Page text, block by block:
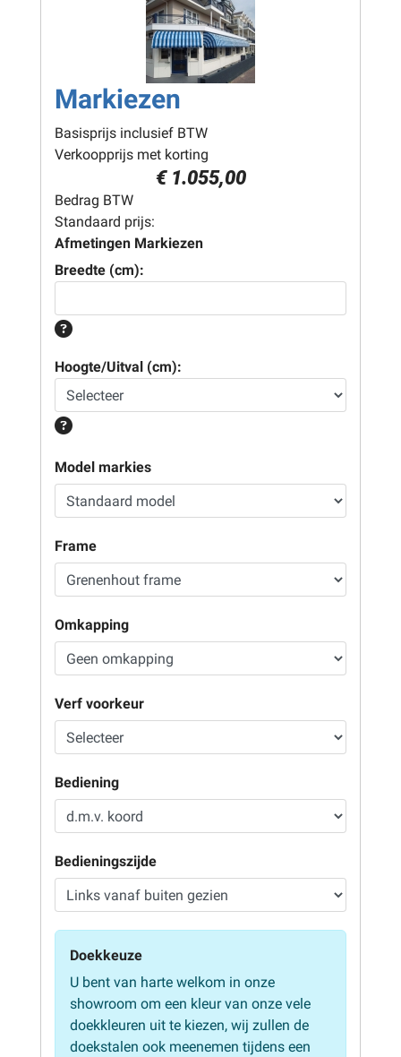
Markiezen
Basisprijs inclusief BTW
Verkoopprijs met korting
€ 1.055,00
Bedrag BTW
Standaard prijs:
Afmetingen Markiezen
Breedte (cm):
Hoogte/Uitval (cm):
Model markies
Frame
Omkapping
Verf voorkeur
Bediening
Bedieningszijde
Doekkeuze
U bent van harte welkom in onze
showroom om een kleur van onze vele
doekkleuren uit te kiezen, wij zullen de
doekstalen ook meenemen tijdens een